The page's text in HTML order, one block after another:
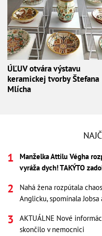
ÚĽUV otvára výstavu
keramickej tvorby Štefana
Mlícha
Manželka Attilu Végha
vyráža dych! TAKÝTO
Nahá žena rozpútala
Anglicku, spomínala
AKTUÁLNE Nové
skončilo v nemocnici